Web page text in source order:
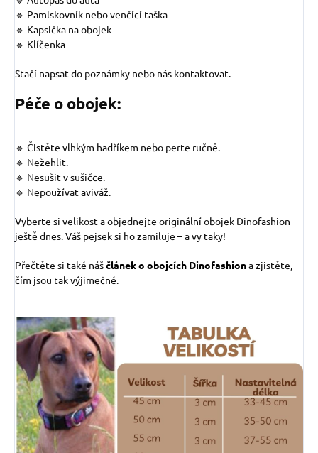
🔹 Pamlskovník nebo venčící taška
🔹 Kapsička na obojek
🔹 Klíčenka
Stačí napsat do poznámky nebo nás kontaktovat.
Péče o obojek:
🔹 Čistěte vlhkým hadříkem nebo perte ručně.
🔹 Nežehlit.
🔹 Nesušit v sušičce.
🔹 Nepoužívat aviváž.
Vyberte si velikost a objednejte originální obojek Dinofashion
ještě dnes. Váš pejsek si ho zamiluje – a vy taky!
Přečtěte si také náščlánek o obojcích Dinofashiona zjistěte,
čím jsou tak výjimečné.